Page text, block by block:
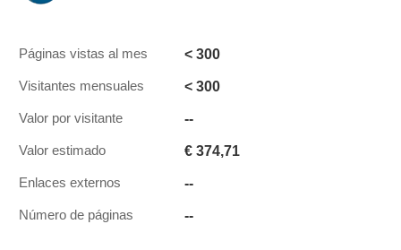
Páginas vistas al mes < 300
Visitantes mensuales < 300
Valor por visitante --
Valor estimado € 374,71
Enlaces externos --
Número de páginas --